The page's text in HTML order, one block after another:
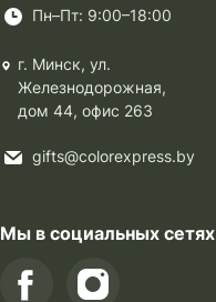
Пн–Пт: 9:00–18:00
г. Минск, ул.
Железнодорожная,
дом 44, офис 263
gifts@colorexpress.by
Мы в социальных сетях